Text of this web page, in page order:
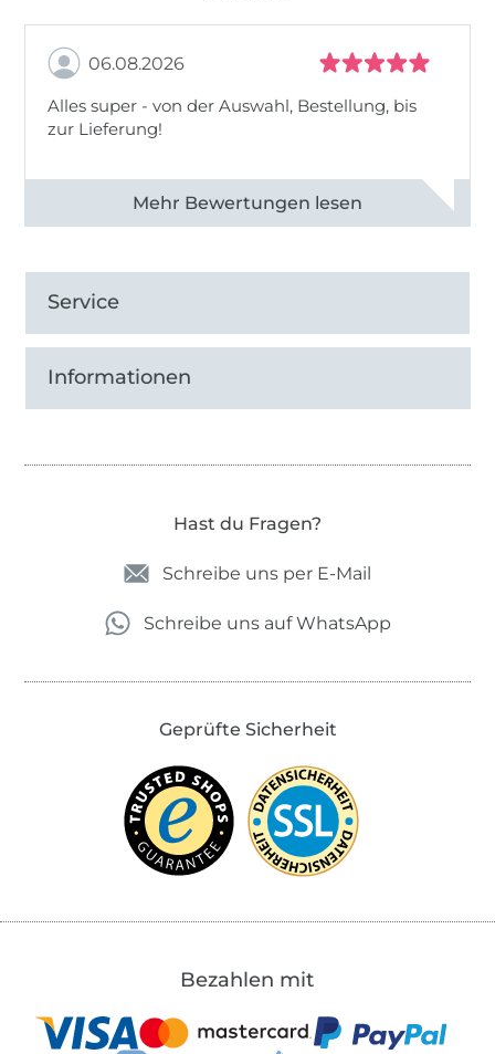
06.08.2026
Alles super - von der Auswahl, Bestellung, bis
zur Lieferung!
Alle 82968 Bewertungen ansehen
Service
Informationen
Hast du Fragen?
Schreibe uns per E-Mail
Schreibe uns auf WhatsApp
Geprüfte Sicherheit
Bezahlen mit